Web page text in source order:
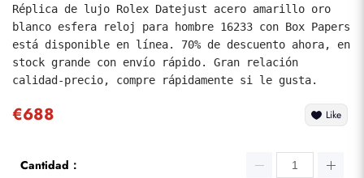
Réplica de lujo Rolex Datejust acero amarillo oro
blanco esfera reloj para hombre 16233 con Box Papers
está disponible en línea. 70% de descuento ahora, en
stock grande con envío rápido. Gran relación
calidad-precio, compre rápidamente si le gusta.
€688 Like
Cantidad：